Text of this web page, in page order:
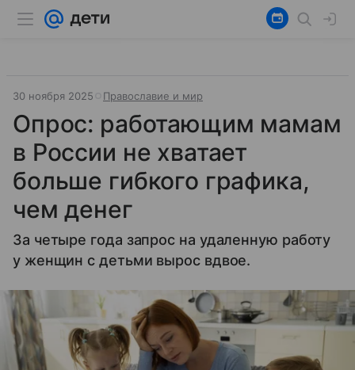
30 ноября 2025 Православие и мир
Опрос: работающим мамам
в России не хватает
больше гибкого графика,
чем денег
За четыре года запрос на удаленную работу
у женщин с детьми вырос вдвое.